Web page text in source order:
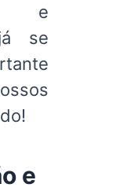
e
se
e